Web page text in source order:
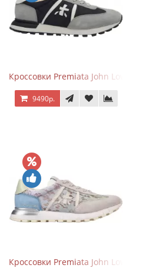
Кроссовки Premiata John Low Grey
9490р.
Кроссовки Premiata John Low Lace